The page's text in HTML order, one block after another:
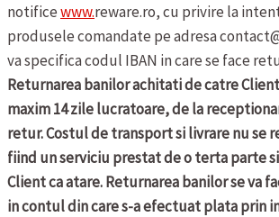
notificewww.reware.ro, cu privire la
produsele comandate pe adresa
va specifica codul IBAN in care se face
Returnarea banilor achitati de catre Client
maxim 14 zile lucratoare, de la
retur. Costul de transport si livrare nu se
fiind un serviciu prestat de o terta parte
Client ca atare. Returnarea banilor se va
in contul din care s-a efectuat plata prin